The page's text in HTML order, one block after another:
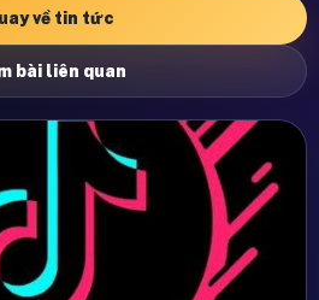
về tin tức
bài liên quan